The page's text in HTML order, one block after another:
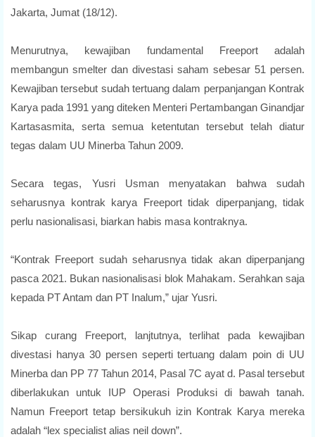
Jakarta, Jumat (18/12).
Menurutnya, kewajiban fundamental Freeport adalah
membangun smelter dan divestasi saham sebesar 51 persen.
Kewajiban tersebut sudah tertuang dalam perpanjangan Kontrak
Karya pada 1991 yang diteken Menteri Pertambangan Ginandjar
Kartasasmita, serta semua ketentutan tersebut telah diatur
tegas dalam UU Minerba Tahun 2009.
Secara tegas, Yusri Usman menyatakan bahwa sudah
seharusnya kontrak karya Freeport tidak diperpanjang, tidak
perlu nasionalisasi, biarkan habis masa kontraknya.
“Kontrak Freeport sudah seharusnya tidak akan diperpanjang
pasca 2021. Bukan nasionalisasi blok Mahakam. Serahkan saja
kepada PT Antam dan PT Inalum,” ujar Yusri.
Sikap curang Freeport, lanjtutnya, terlihat pada kewajiban
divestasi hanya 30 persen seperti tertuang dalam poin di UU
Minerba dan PP 77 Tahun 2014, Pasal 7C ayat d. Pasal tersebut
diberlakukan untuk IUP Operasi Produksi di bawah tanah.
Namun Freeport tetap bersikukuh izin Kontrak Karya mereka
adalah “lex specialist alias neil down”.